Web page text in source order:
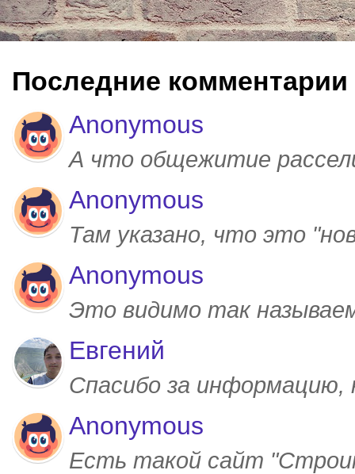
Последние комментарии
Anonymous
А что общежитие
Anonymous
Там указано, что это
Anonymous
Это видимо так
Евгений
Спасибо за
Anonymous
Есть такой сайт